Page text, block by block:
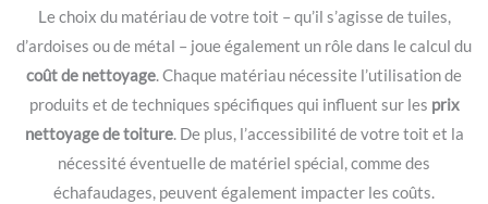
Le choix du matériau de votre toit – qu’il s’agisse de tuiles,
d’ardoises ou de métal – joue également un rôle dans le calcul du
coût de nettoyage. Chaque matériau nécessite l’utilisation de
produits et de techniques spécifiques qui influent sur les prix
nettoyage de toiture. De plus, l’accessibilité de votre toit et la
nécessité éventuelle de matériel spécial, comme des
échafaudages, peuvent également impacter les coûts.